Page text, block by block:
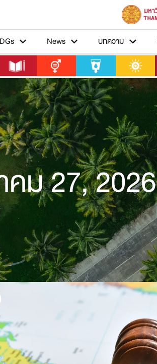
News บทความ
ม 27, 2026